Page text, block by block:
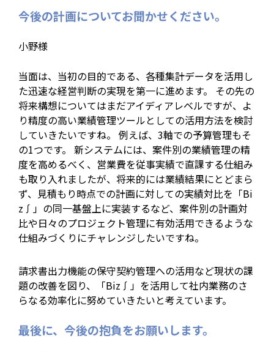
今後の計画についてお聞かせください。
小野様
当面は、当初の目的である、各種集計データを活用し
た迅速な経営判断の実現を第一に進めます。 その先の
将来構想についてはまだアイディアレベルですが、よ
り精度の高い業績管理ツールとしての活用方法を検討
していきたいですね。 例えば、3軸での予算管理もそ
の1つです。 新システムには、案件別の業績管理の精
度を高めるべく、営業費を従事実績で直課する仕組み
も取り入れましたが、将来的には業績結果にとどまら
ず、見積もり時点での計画に対しての実績対比を「Bi
z∫」の同一基盤上に実装するなど、案件別の計画対
比や日々のプロジェクト管理に有効活用できるような
仕組みづくりにチャレンジしたいですね。
請求書出力機能の保守契約管理への活用など現状の課
題の改善を図り、「Biz∫」を活用して社内業務のさ
らなる効率化に努めていきたいと考えています。
最後に、今後の抱負をお願いします。